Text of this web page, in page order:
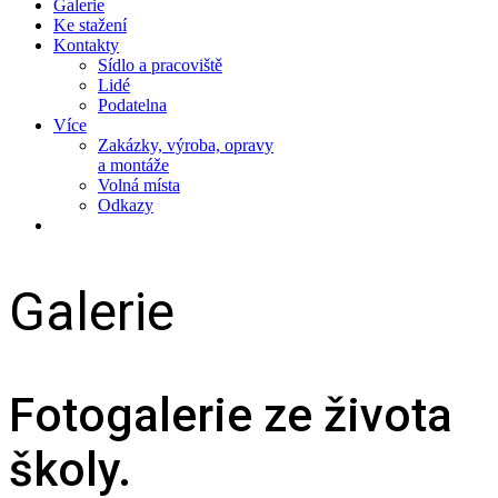
Galerie
Ke stažení
Kontakty
Sídlo a pracoviště
Lidé
Podatelna
Více
Zakázky, výroba, opravy
a montáže
Volná místa
Odkazy
Galerie
Fotogalerie ze života
školy.